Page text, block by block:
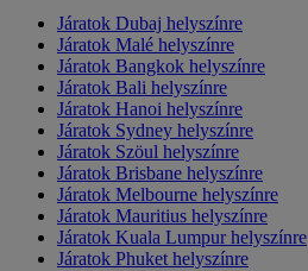
Járatok Dubaj helyszínre
Járatok Malé helyszínre
Járatok Bangkok helyszínre
Járatok Bali helyszínre
Járatok Hanoi helyszínre
Járatok Sydney helyszínre
Járatok Szöul helyszínre
Járatok Brisbane helyszínre
Járatok Melbourne helyszínre
Járatok Mauritius helyszínre
Járatok Kuala Lumpur helyszínre
Járatok Phuket helyszínre